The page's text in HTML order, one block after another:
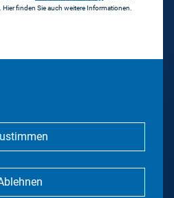
Hier finden Sie auch weitere Informationen.